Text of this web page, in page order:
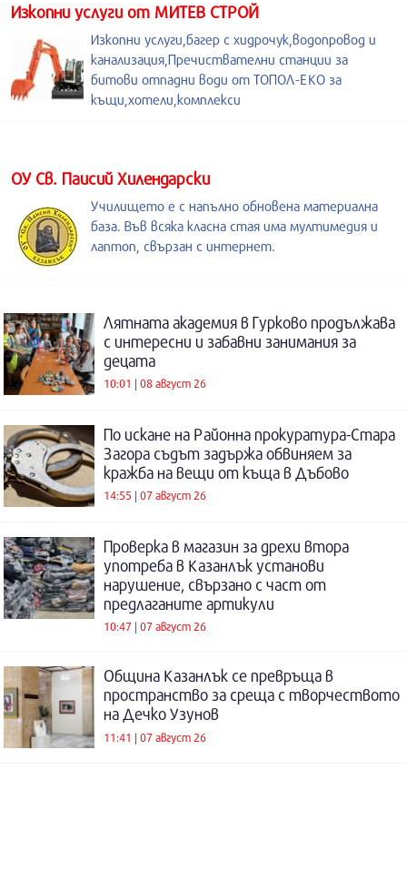
Изкопни услуги от МИТЕВ СТРОЙ
Изкопни услуги,багер с хидрочук,водопровод и
канализация,Пречиствателни станции за
битови отпадни води от ТОПОЛ-ЕКО за
къщи,хотели,комплекси
ОУ Св. Паисий Хилендарски
Училището е с напълно обновена материална
база. Във всяка класна стая има мултимедия и
лаптоп, свързан с интернет.
Лятната академия в Гурково продължава
с интересни и забавни занимания за
децата
10:01 | 08 август 26
По искане на Районна прокуратура-Стара
Загора съдът задържа обвиняем за
кражба на вещи от къща в Дъбово
14:55 | 07 август 26
Проверка в магазин за дрехи втора
употреба в Казанлък установи
нарушение, свързано с част от
предлаганите артикули
10:47 | 07 август 26
Община Казанлък се превръща в
пространство за среща с творчеството
на Дечко Узунов
11:41 | 07 август 26